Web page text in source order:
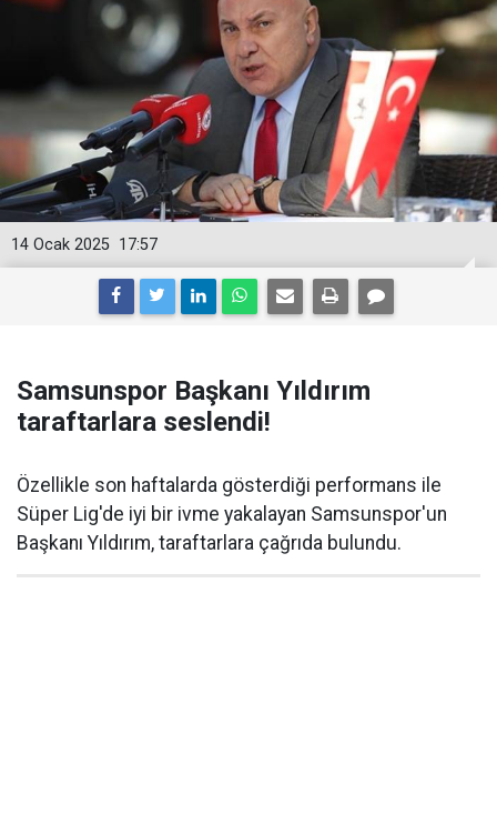
17:57
14 Ocak 2025
Samsunspor Başkanı Yıldırım
taraftarlara seslendi!
Özellikle son haftalarda gösterdiği performans ile
Süper Lig'de iyi bir ivme yakalayan Samsunspor'un
Başkanı Yıldırım, taraftarlara çağrıda bulundu.